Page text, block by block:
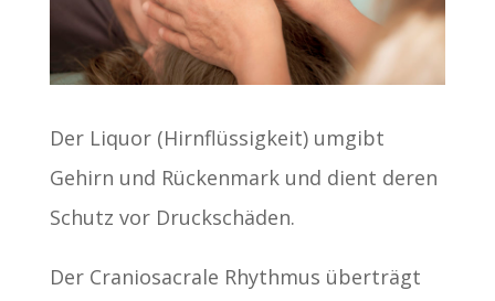
Der Liquor (Hirnflüssigkeit) umgibt
Gehirn und Rückenmark und dient deren
Schutz vor Druckschäden.
Der Craniosacrale Rhythmus überträgt